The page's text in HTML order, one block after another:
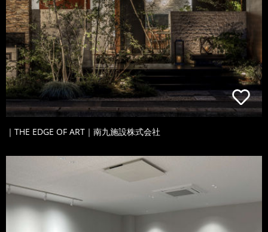
｜THE EDGE OF ART｜南九施設株式会社